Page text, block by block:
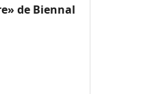
de Biennal